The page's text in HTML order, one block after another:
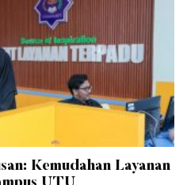
Kemudahan Layanan